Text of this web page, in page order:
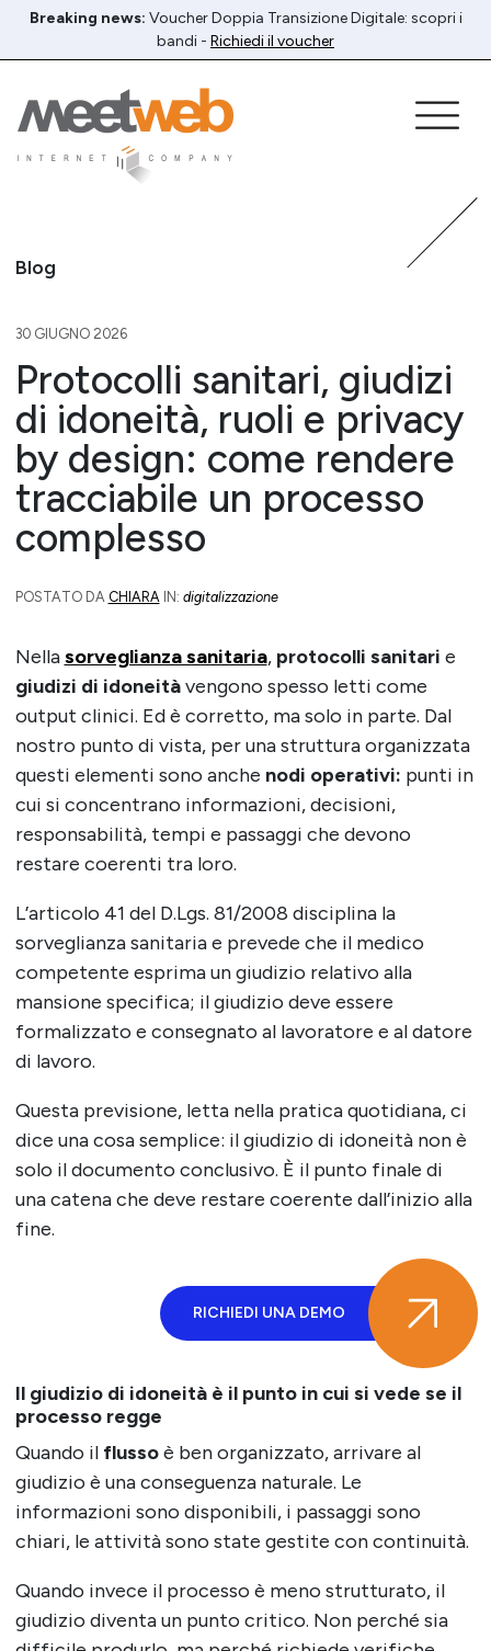
Breaking news: Voucher Doppia Transizione Digitale: scopri i
bandi - Richiedi il voucher
Blog
30 GIUGNO 2026
Protocolli sanitari, giudizi
di idoneità, ruoli e privacy
by design: come rendere
tracciabile un processo
complesso
POSTATO DA CHIARA IN: digitalizzazione
Nellasorveglianza sanitaria, protocolli sanitari e
giudizi di idoneitàvengono spesso letti come
output clinici. Ed è corretto, ma solo in parte. Dal
nostro punto di vista, per una struttura organizzata
questi elementi sono anche nodi operativi: punti in
cui si concentrano informazioni, decisioni,
responsabilità, tempi e passaggi che devono
restare coerenti tra loro.
L’articolo 41 del D.Lgs. 81/2008 disciplina la
sorveglianza sanitaria e prevede che il medico
competente esprima un giudizio relativo alla
mansione specifica; il giudizio deve essere
formalizzato e consegnato al lavoratore e al datore
di lavoro.
Questa previsione, letta nella pratica quotidiana, ci
dice una cosa semplice: il giudizio di idoneità non è
solo il documento conclusivo. È il punto finale di
una catena che deve restare coerente dall’inizio alla
fine.
RICHIEDI UNA DEMO
Il giudizio di idoneità è il punto in cui si vede se il
processo regge
Quando il flussoè ben organizzato, arrivare al
giudizio è una conseguenza naturale. Le
informazioni sono disponibili, i passaggi sono
chiari, le attività sono state gestite con continuità.
Quando invece il processo è meno strutturato, il
giudizio diventa un punto critico. Non perché sia